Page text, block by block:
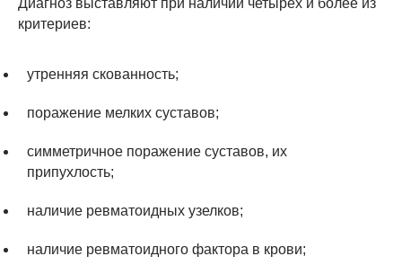
критериев:
утренняя скованность;
поражение мелких суставов;
симметричное поражение суставов, их
припухлость;
наличие ревматоидных узелков;
наличие ревматоидного фактора в крови;